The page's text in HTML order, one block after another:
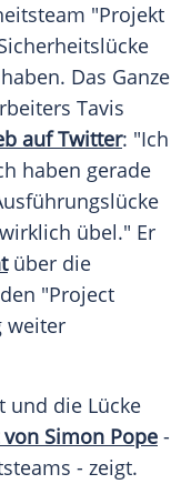
"Projekt
Das Ganze
Tavis
auf Twitter: "Ich
haben gerade
übel." Er
über die
"Project
weiter
und die Lücke
Simon Pope -
- zeigt.